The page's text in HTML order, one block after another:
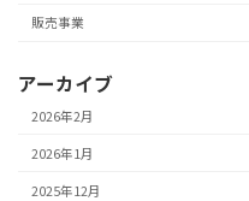
販売事業
アーカイブ
2026年2月
2026年1月
2025年12月